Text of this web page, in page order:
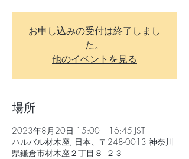
お申し込みの受付は終了しまし
た。
他のイベントを見る
場所
2023年8月20日 15:00 – 16:45 JST
ハルバル材木座, 日本、〒248-0013 神奈川
県鎌倉市材木座２丁目８−２３